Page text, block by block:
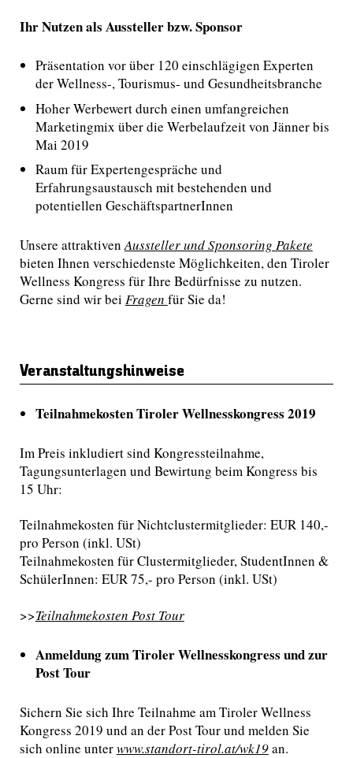
Ihr Nutzen als Aussteller bzw. Sponsor
Präsentation vor über 120 einschlägigen Experten
der Wellness-, Tourismus- und Gesundheitsbranche
HoherWerbewert durch einen umfangreichen
Marketingmix über die Werbelaufzeit von Jänner bis
Mai 2019
Raum für Expertengespräche und
Erfahrungsaustausch mit bestehenden und
potentiellen GeschäftspartnerInnen
Unsere attraktivenAussteller und Sponsoring Pakete
bieten Ihnen verschiedenste Möglichkeiten, den Tiroler
Wellness Kongress für Ihre Bedürfnisse zu nutzen.
Gerne sind wir bei Fragen für Sie da!
Veranstaltungshinweise
Teilnahmekosten Tiroler Wellnesskongress 2019
Im Preis inkludiert sind Kongressteilnahme,
Tagungsunterlagen und Bewirtung beim Kongress bis
15 Uhr:
Teilnahmekosten für Nichtclustermitglieder: EUR 140,-
pro Person (inkl. USt)
Teilnahmekosten für Clustermitglieder, StudentInnen &
SchülerInnen: EUR 75,- pro Person (inkl. USt)
>>Teilnahmekosten Post Tour
Anmeldung zum Tiroler Wellnesskongress und zur
Post Tour
Sichern Sie sich Ihre Teilnahme am Tiroler Wellness
Kongress 2019 und an der Post Tour und melden Sie
sich online unterwww.standort-tirol.at/wk19an.